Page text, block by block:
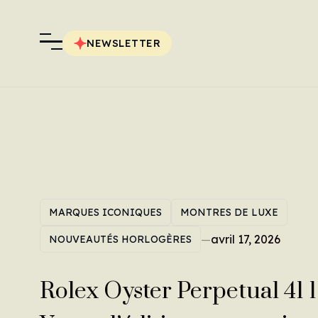
NEWSLETTER
MARQUES ICONIQUES MONTRES DE LUXE
NOUVEAUTÉS HORLOGÈRES —avril 17, 2026
Rolex Oyster Perpetual 41